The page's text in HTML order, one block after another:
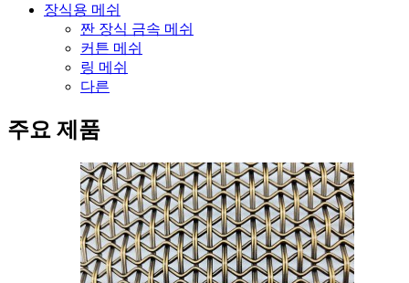
장식용 메쉬
짠 장식 금속 메쉬
커튼 메쉬
링 메쉬
다른
주요 제품